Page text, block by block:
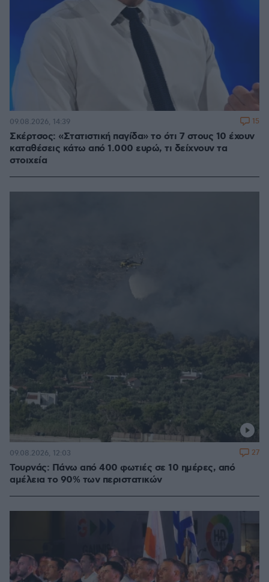
Σκέρτσος: «Στατιστική παγίδα» το ότι 7 στους 10 έχουν
καταθέσεις κάτω από 1.000 ευρώ, τι δείχνουν τα
στοιχεία
09.08.2026, 14:39 15
Τουρνάς: Πάνω από 400 φωτιές σε 10 ημέρες, από
αμέλεια το 90% των περιστατικών
09.08.2026, 12:03 27